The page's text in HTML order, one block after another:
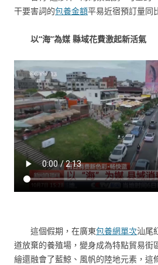
干要害詞的包養金額平易近宿預訂量同
以“海”為媒 縣域花費激起新活氣
這個假期，在廣東包養網單次汕尾
道放棄的養殖場，變身成為特點貿易街
繪還融會了藍鯨、風帆的陸地元素，這